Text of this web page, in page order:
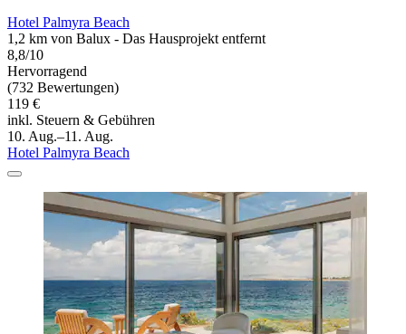
Hotel Palmyra Beach
1,2 km von Balux - Das Hausprojekt entfernt
8,8/10
Hervorragend
(732 Bewertungen)
119 €
inkl. Steuern & Gebühren
10. Aug.–11. Aug.
Hotel Palmyra Beach